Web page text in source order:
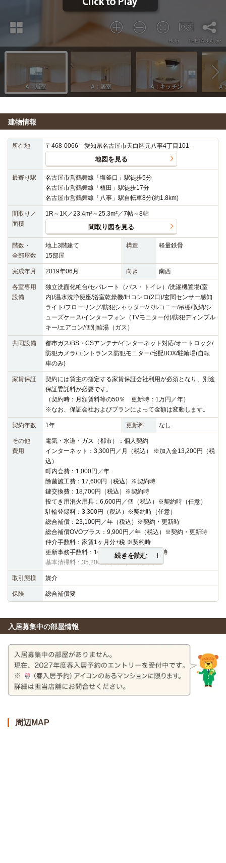
建物情報
所在地 〒468-0066 愛知県名古屋市天白区元八事4丁目101-
地図を見る
最寄り駅
名古屋市営鶴舞線「塩釜口」駅徒歩5分
名古屋市営鶴舞線「植田」駅徒歩17分
名古屋市営鶴舞線「八事」駅自転車8分(約1.8km)
間取り／
面積
1R～1K／23.4m²～25.3m²／7帖～8帖
間取り図を見る
階数・
全部屋数
地上3階建て
15部屋
構造 軽量鉄骨
完成年月 2019年06月 向き 南西
各室専用
設備
独立洗面化粧台/セパレート（バス・トイレ）/洗濯機置場(室
内)/温水洗浄便座/浴室乾燥機/IHコンロ(2口)/玄関センサー感知
ライト/フローリング/防犯シャッター/バルコニー/吊棚/収納/シ
ューズケース/インターフォン（TVモニター付)/防犯ディンプル
キー/エアコン/個別給湯（ガス）
共同設備
都市ガス/BS・CSアンテナ/インターネット対応/オートロック/
防犯カメラ/エントランス防犯モニター/宅配BOX/駐輪場(自転
車のみ)
家賃保証
契約には貸主の指定する家賃保証会社利用が必須となり、別途
保証委託料が必要です。
（契約時：月額賃料等の50％ 更新時：1万円／年）
※なお、保証会社およびプランによって金額は変動します。
契約年数 1年 更新料 なし
その他
費用
電気・水道・ガス（都市）：個人契約
インターネット：3,300円／月（税込） ※加入金13,200円（税
込）
町内会費：1,000円／年
除菌施工費：17,600円（税込）※契約時
鍵交換費：18,700円（税込）※契約時
投てき用消火用具：6,600円／個（税込）※契約時（任意）
駐輪登録料：3,300円（税込）※契約時（任意）
総合補償：23,100円／年（税込）※契約・更新時
総合補償OVOプラス：9,900円／年（税込）※契約・更新時
仲介手数料：家賃1ヶ月分+税 ※契約時
更新事務手数料：16,500円（税込）※更新時
基本清掃料：35,200円（税込）※契約時
続きを読む
取引態様 媒介
保険 総合補償要
入居募集中の部屋情報
周辺MAP